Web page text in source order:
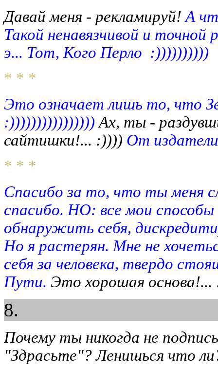
Давай меня - рекламируй!А
Такой ненавязчивой и
э... Тот, Кого Перло :))))))))))
* * *
Это означает лишь то, что
:))))))))))))))))Ах, ты -
сайтишки!... :)))) От
* * *
Спасибо за то, что ты меня
спасибо. НО: все мои способы
обнаружить себя,
Но я растерян. Мне не
себя за человека, твердо
Пути. Это хорошая основа!...
8.
Почему ты никогда не
"Здрасьте"? Ленишься что